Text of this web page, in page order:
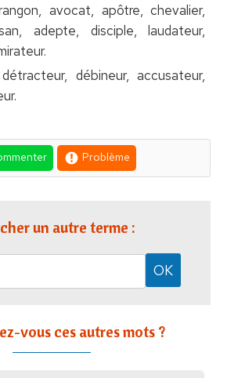
avocat, apôtre, chevalier,
adepte, disciple, laudateur,
débineur, accusateur,
Problème
un autre terme :
vous ces autres mots ?